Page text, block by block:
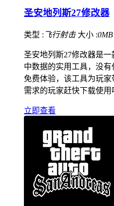
圣安地列斯27修改器
类型 : 飞行射击 大小 :0MB
圣安地列斯27修改器是
中数据的实用工具，没
免费体验，该工具为玩
需求的玩家赶快下载使用
立即查看